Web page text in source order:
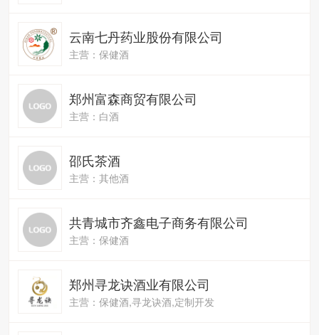
云南七丹药业股份有限公司
主营：保健酒
郑州富森商贸有限公司
主营：白酒
邵氏茶酒
主营：其他酒
共青城市齐鑫电子商务有限公司
主营：保健酒
郑州寻龙诀酒业有限公司
主营：保健酒,寻龙诀酒,定制开发